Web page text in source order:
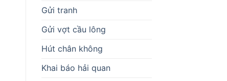
Gửi tranh
Gửi vợt cầu lông
Hút chân không
Khai báo hải quan